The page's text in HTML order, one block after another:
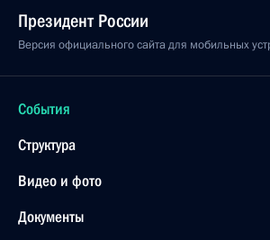
Президент России
Версия официального сайта для мобильных
События
Структура
Видео и фото
Документы